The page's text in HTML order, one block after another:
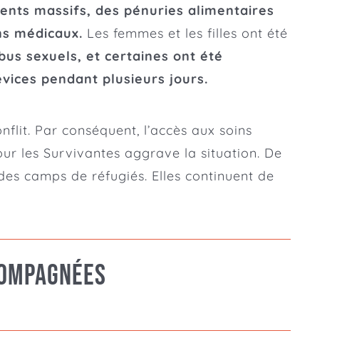
massifs, des pénuries alimentaires
médicaux. Les femmes et les filles ont été
sexuels, et certaines ont été
pendant plusieurs jours.
Par conséquent, l’accès aux soins
les Survivantes aggrave la situation. De
camps de réfugiés. Elles continuent de